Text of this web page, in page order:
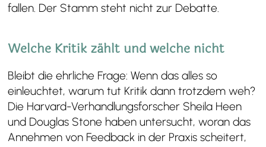
fallen. Der Stamm steht nicht zur Debatte.
Welche Kritik zählt und welche nicht
Bleibt die ehrliche Frage: Wenn das alles so
einleuchtet, warum tut Kritik dann trotzdem weh?
Die Harvard-Verhandlungsforscher Sheila Heen
und Douglas Stone haben untersucht, woran das
Annehmen von Feedback in der Praxis scheitert,